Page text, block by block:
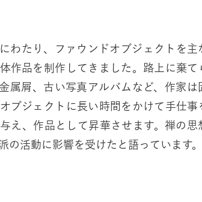
わたり、ファウンドオブジェクトを主
作品を制作してきました。路上に棄て
属屑、古い写真アルバムなど、作家は
ブジェクトに長い時間をかけて手仕事
え、作品として昇華させます。禅の思
の活動に影響を受けたと語っています。